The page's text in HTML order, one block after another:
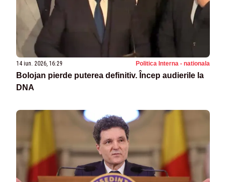
14 iun. 2026, 16:29 Politica Interna - nationala
Bolojan pierde puterea definitiv. Încep audierile la
DNA